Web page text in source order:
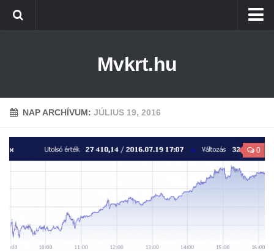
Tiszaújváros
Kazincbarcika
Mvkrt.hu
NAP ARCHÍVUM: JÚLIUS 19, 2016
0